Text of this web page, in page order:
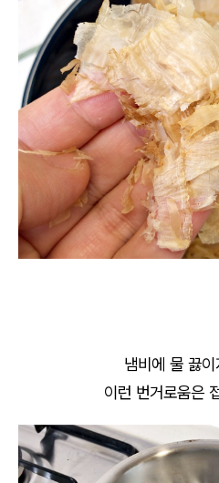
냄비에 물 끓
이런 번거로움은